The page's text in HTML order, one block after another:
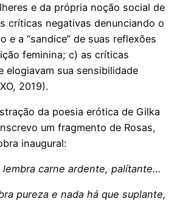
e da própria noção social de
críticas negativas denunciando o
e a “sandice” de suas reflexões
feminina; c) as críticas
elogiavam sua sensibilidade
2019).
da poesia erótica de Gilka
um fragmento de Rosas,
inaugural:
lembra carne ardente, palítante…
pureza e nada há que suplante,